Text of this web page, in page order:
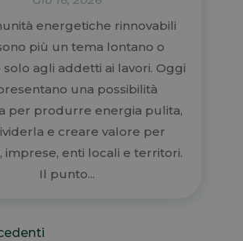
energetiche rinnovabili
più un tema lontano o
solo agli addetti ai lavori. Oggi
una possibilità
per produrre energia pulita,
e creare valore per
imprese, enti locali e territori.
Il punto...